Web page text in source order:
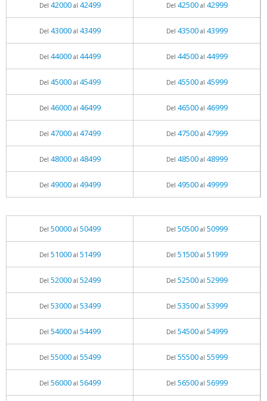
Del 42000al 42499 Del 42500al 42999
Del 43000al 43499 Del 43500al 43999
Del 44000al 44499 Del 44500al 44999
Del 45000al 45499 Del 45500al 45999
Del 46000al 46499 Del 46500al 46999
Del 47000al 47499 Del 47500al 47999
Del 48000al 48499 Del 48500al 48999
Del 49000al 49499 Del 49500al 49999
Del 50000al 50499 Del 50500al 50999
Del 51000al 51499 Del 51500al 51999
Del 52000al 52499 Del 52500al 52999
Del 53000al 53499 Del 53500al 53999
Del 54000al 54499 Del 54500al 54999
Del 55000al 55499 Del 55500al 55999
Del 56000al 56499 Del 56500al 56999